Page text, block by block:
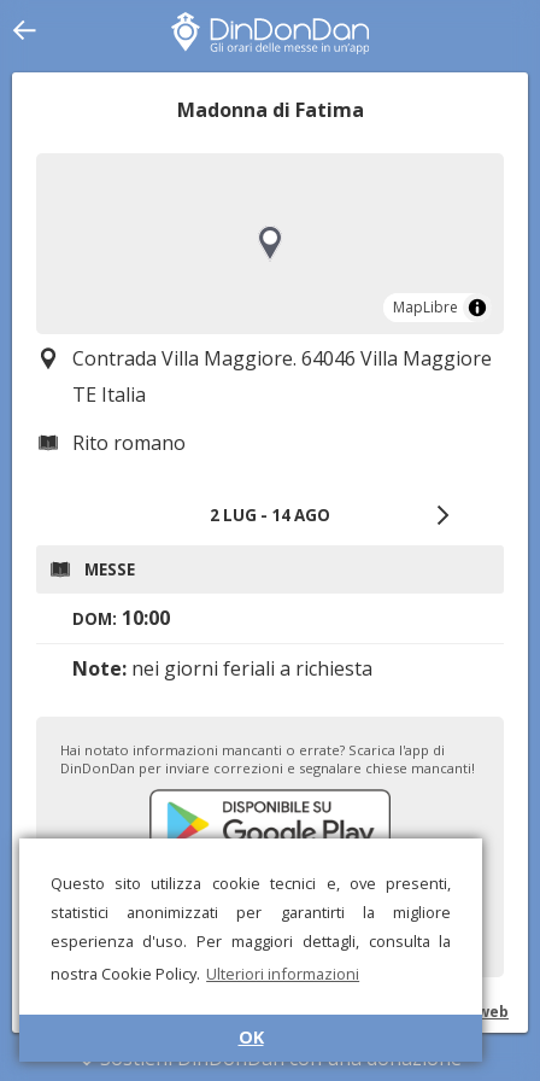
Questo sito utilizza cookie tecnici e, ove presenti,
statistici anonimizzati per garantirti la migliore
esperienza d'uso. Per maggiori dettagli, consulta la
nostra Cookie Policy. Ulteriori informazioni
OK
Madonna di Fatima
MapLibre
MapLibre
Contrada Villa Maggiore. 64046 Villa Maggiore
TE Italia
Rito romano
2 LUG - 14 AGO
MESSE
DOM: 10:00
Note: nei giorni feriali a richiesta
Hai notato informazioni mancanti o errate? Scarica l'app di
DinDonDan per inviare correzioni e segnalare chiese mancanti!
© DinDonDan App 2026 –Privacy Policy–Inserisci sul tuo sito web
Sostieni DinDonDan con una donazione